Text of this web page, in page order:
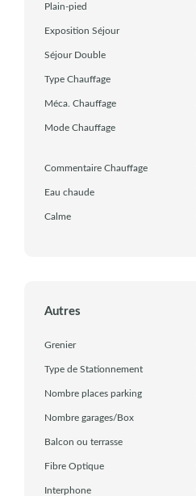
Plain-pied
Exposition Séjour
Séjour Double
Type Chauffage
Méca. Chauffage
Mode Chauffage
Commentaire Chauffage
Eau chaude
Calme
Autres
Grenier
Type de Stationnement
Nombre places parking
Nombre garages/Box
Balcon ou terrasse
Fibre Optique
Interphone